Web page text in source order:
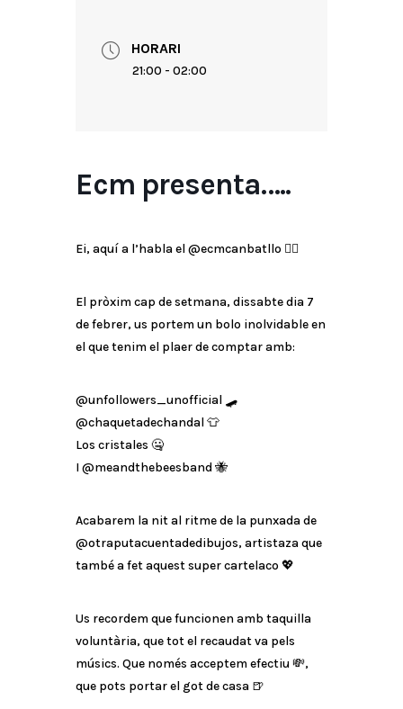
HORARI
21:00 - 02:00
Ecm presenta…..
Ei, aquí a l’habla el @ecmcanbatllo ❤️‍🔥
El pròxim cap de setmana, dissabte dia 7
de febrer, us portem un bolo inolvidable en
el que tenim el plaer de comptar amb:
@unfollowers_unofficial 🛹
@chaquetadechandal 👕
Los cristales 🤐
I @meandthebeesband 🐝
Acabarem la nit al ritme de la punxada de
@otraputacuentadedibujos, artistaza que
també a fet aquest super cartelaco 💖
Us recordem que funcionen amb taquilla
voluntària, que tot el recaudat va pels
músics. Que només acceptem efectiu 💸,
que pots portar el got de casa 🍺